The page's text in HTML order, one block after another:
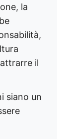
la
il
siano un